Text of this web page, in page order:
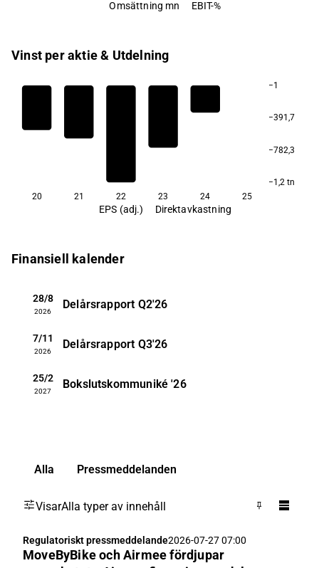
Omsättning mn EBIT-%
Vinst per aktie & Utdelning
−1
−391,7
−782,3
−1,2 tn
20
21 22 23 24 25
EPS (adj.) Direktavkastning
Finansiell kalender
28/8
2026
Delårsrapport Q2'26
7/11
2026
Delårsrapport Q3'26
25/2
2027
Bokslutskommuniké '26
Alla Pressmeddelanden
VisarAlla typer av innehåll
Regulatoriskt pressmeddelande2026-07-27 07:00
MoveByBike och Airmee fördjupar